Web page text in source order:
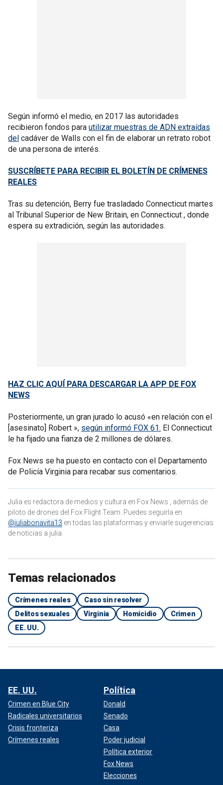
Según informó el medio, en 2017 las autoridades
recibieron fondos para utilizar muestras de ADN extraídas
del cadáver de Walls con el fin de elaborar un retrato robot
de una persona de interés.
SUSCRÍBETE PARA RECIBIR EL BOLETÍN DE CRÍMENES
REALES
Tras su detención, Berry fue trasladado Connecticut martes
al Tribunal Superior de New Britain, en Connecticut , donde
espera su extradición, según las autoridades.
HAZ CLIC AQUÍ PARA DESCARGAR LA APP DE FOX
NEWS
Posteriormente, un gran jurado lo acusó «en relación con el
[asesinato] Robert », según informó FOX 61. El Connecticut
le ha fijado una fianza de 2 millones de dólares.
Fox News se ha puesto en contacto con el Departamento
de Policía Virginia para recabar sus comentarios.
Julia es redactora de medios y cultura en Fox News , además de
piloto de drones del Fox Flight Team. Puedes seguirla en
@juliabonavita13 en todas las plataformas y enviarle sugerencias
de noticias a julia.
Temas relacionados
Crímenes reales
Caso sin resolver
Delitos sexuales
Virginia Homicidio
Crimen
EE. UU.
EE. UU.
Crimen en Blue City
Radicales universitarios
Crisis fronteriza
Crímenes reales
Política
Donald
Senado
Casa
Poder judicial
Política exterior
Fox News
Elecciones